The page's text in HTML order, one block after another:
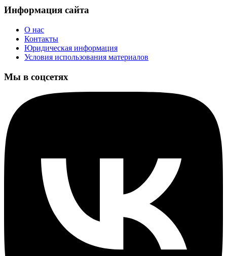
Информация сайта
О нас
Контакты
Юридическая информация
Условия использования материалов
Мы в соцсетях